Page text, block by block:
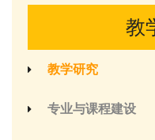
教
教学研究
专业与课程建设